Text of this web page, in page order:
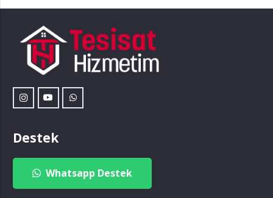
Destek
Whatsapp Destek